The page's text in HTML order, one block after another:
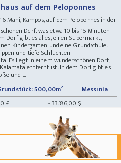
auf dem Peloponnes
Mani, Kampos, auf dem Peloponnes in der
Dorf, was etwa 10 bis 15 Minuten
Dorf gibt es alles, einen Supermarkt,
Kindergarten und eine Grundschule.
und tiefe Schluchten
Es liegt in einem wunderschönen Dorf,
entfernt ist. In dem Dorf gibt es
und ...
500,00m²
Messinía
£ ~ 33.186,00 $